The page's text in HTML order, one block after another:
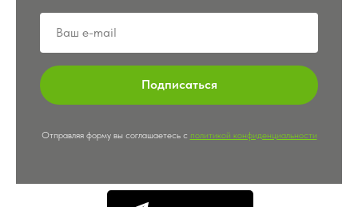
Подписаться
Отправляя форму вы соглашаетесь с политикой конфиденциальности